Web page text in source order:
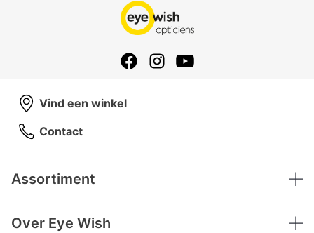
Assortiment
Over Eye Wish
Vind een winkel
Contact